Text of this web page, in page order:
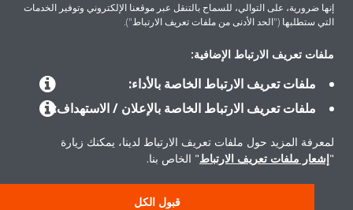
المنتجات
حول دايكن
إنها ضرورية، على التوالي، للسماح بالتنقل عبر موقعنا الإلكتروني وتوفير الخدمات
التي ستطلبها ("الحد الأدنى من ملفات تعريف الارتباط").
ملفات تعريف الارتباط الإضافية:
ملفات تعريف الارتباط الخاصة بالأداء:
ملفات تعريف الارتباط الخاصة بالإعلان / الاستهداف:
لمعرفة المزيد حول ملفات تعريف الارتباط لدينا، يمكنك زيارة
"إشعار ملفات تعريف الارتباط" الخاص بنا.
قبول الكل